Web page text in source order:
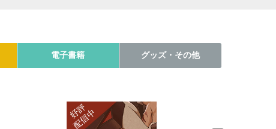
電子書籍 グッズ・その他